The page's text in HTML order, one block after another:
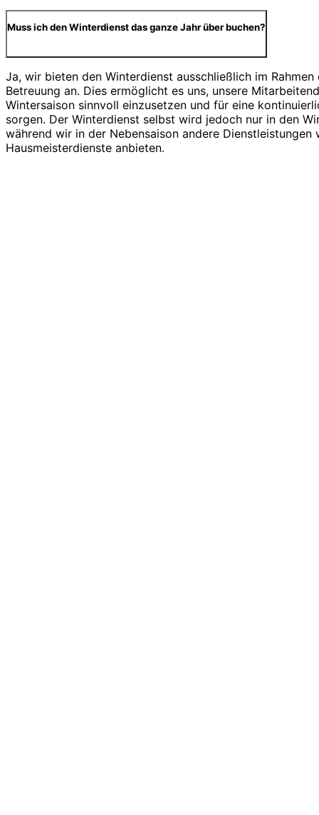
Muss ich den Winterdienst das ganze Jahr über buchen?
Ja, wir bieten den Winterdienst ausschließlich im Rahmen
Betreuung an. Dies ermöglicht es uns, unsere
Wintersaison sinnvoll einzusetzen und für eine
sorgen. Der Winterdienst selbst wird jedoch nur in den
während wir in der Nebensaison andere Dienstleistungen
Hausmeisterdienste anbieten.